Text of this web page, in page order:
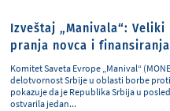
Izveštaj „Manivala“:
pranja novca i
Komitet Saveta Evrope „Manival“
delotvornost Srbije u oblasti borbe
pokazuje da je Republika Srbija u
ostvarila jedan...